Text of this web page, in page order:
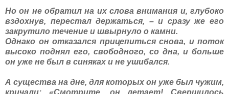
Но он не обратил на их слова внимания и, глубоко
вздохнув, перестал держаться, – и сразу же его
закрутило течение и швырнуло о камни.
Однако он отказался прицепиться снова, и поток
высоко поднял его, свободного, со дна, и больше
он уже не был в синяках и не ушибался.
А существа на дне, для которых он уже был чужим,